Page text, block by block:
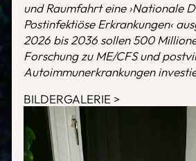
und Raumfahrt eine ›Nationale
Postinfektiöse Erkrankungen‹
2026 bis 2036 sollen 500
Forschung zu ME/CFS und
Autoimmunerkrankungen
BILDERGALERIE